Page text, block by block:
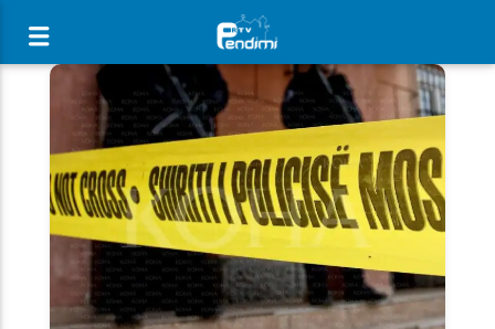
[There are no radio stations in the database]